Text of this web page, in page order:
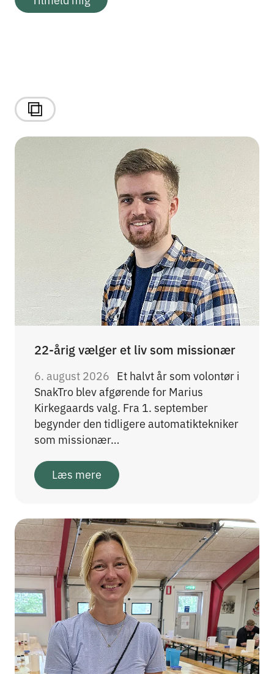
22-årig vælger et liv som missionær
6. august 2026 Et halvt år som volontør i
SnakTro blev afgørende for Marius
Kirkegaards valg. Fra 1. september
begynder den tidligere automatiktekniker
som missionær…
Læs mere